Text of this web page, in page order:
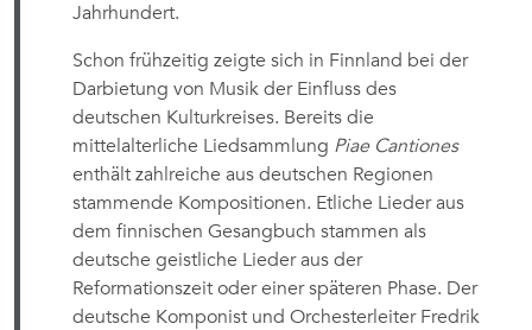
Jahrhundert.
Schon frühzeitig zeigte sich in Finnland bei der
Darbietung von Musik der Einfluss des
deutschen Kulturkreises. Bereits die
mittelalterliche Liedsammlung Piae Cantiones
enthält zahlreiche aus deutschen Regionen
stammende Kompositionen. Etliche Lieder aus
dem finnischen Gesangbuch stammen als
deutsche geistliche Lieder aus der
Reformationszeit oder einer späteren Phase. Der
deutsche Komponist und Orchesterleiter Fredrik